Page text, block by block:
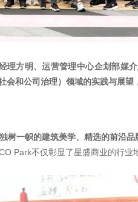
理方明、运营管理中心企划部媒
会和公司治理）领域的实践与展望
独树一帜的建筑美学、精选的前沿
Park不仅彰显了星盛商业的行